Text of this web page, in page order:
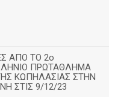
ΑΠΟ ΤΟ 2ο
ΠΡΩΤΑΘΛΗΜΑ
ΚΩΠΗΛΑΣΙΑΣ ΣΤΗΝ
ΣΤΙΣ 9/12/23